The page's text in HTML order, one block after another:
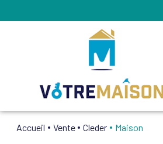
Accueil Vente Cleder Maison